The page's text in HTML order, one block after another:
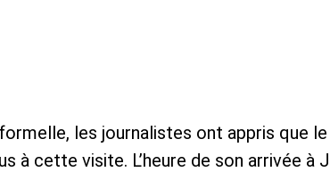
les journalistes ont appris que
à cette visite. L’heure de son arrivée à